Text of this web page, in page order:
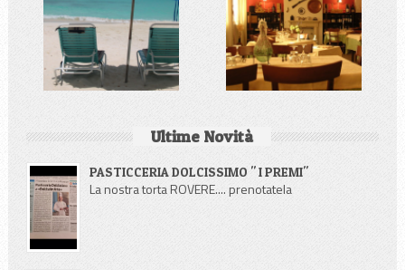
Ultime Novità
PASTICCERIA DOLCISSIMO " I PREMI"
La nostra torta ROVERE.... prenotatela